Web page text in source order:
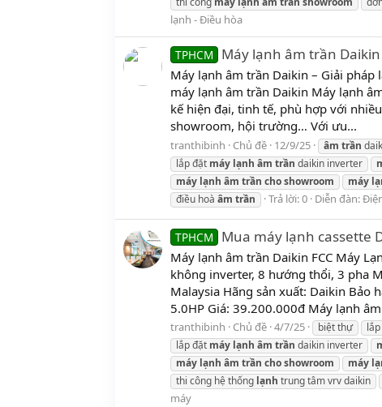
lạnh - Điều hòa
TPHCM Máy lạnh âm trần
Máy lạnh âm trần Daikin – Giải
máy lạnh âm trần Daikin Máy lạnh
kế hiện đại, tinh tế, phù hợp với
showroom, hội trường… Với ưu...
tranthibinh Chủ đề 12/9/25 âm trần
lắp đặt máy lạnh âm trần daikin inverter
máy lạnh âm trần choshowroom máy
điều hoà âm trần Trả lời: 0 Diễn đàn:
TPHCM Mua máy lạnh cassette
Máy lạnh âm trần Daikin FCC Máy
không inverter, 8 hướng thổi, 3 pha
Malaysia Hãng sản xuất: Daikin Bảo
5.0HP Giá: 39.200.000đ Máy lạnh
tranthibinh Chủ đề 4/7/25 biệt thự
lắp đặt máy lạnh âm trần daikin inverter
máy lạnh âm trần choshowroom máy
thi công hệ thống lạnh trung tâm vrv daikin
máy